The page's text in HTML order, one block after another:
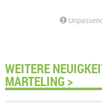
WEITERE
MARTELING >